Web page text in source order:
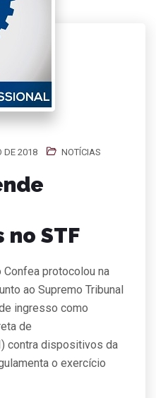
DE 2018 NOTÍCIAS
STF
protocolou na
ao Supremo Tribunal
ingresso como
de
contra dispositivos da
o exercício